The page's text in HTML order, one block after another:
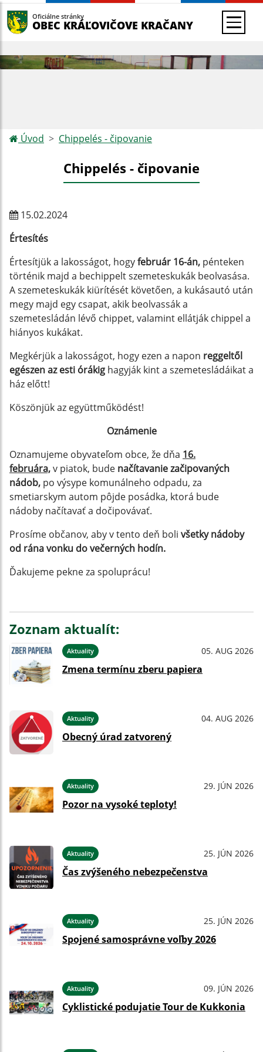
Oficiálne stránky
OBEC KRÁĽOVIČOVE KRAČANY
Úvod Chippelés - čipovanie
Chippelés - čipovanie
15.02.2024
Értesítés
Értesítjük a lakosságot, hogyfebruár 16-án, pénteken
történik majd a bechippelt szemeteskukák beolvasása.
A szemeteskukák kiürítését követően, a kukásautó után
megy majd egy csapat, akik beolvassák a
szemetesládán lévő chippet, valamint ellátják chippel a
hiányos kukákat.
Megkérjük a lakosságot, hogy ezen a napon reggeltől
egészen az esti órákig hagyják kint a szemetesládáikat a
ház előtt!
Köszönjük az együttműködést!
Oznámenie
Oznamujeme obyvateľom obce, že dňa 16.
februára,v piatok, bude načítavanie začipovaných
nádob, po výsype komunálneho odpadu, za
smetiarskym autom pôjde posádka, ktorá bude
nádoby načítavať a dočipovávať.
Prosíme občanov, aby v tento deň boli všetky nádoby
od rána vonku do večerných hodín.
Ďakujeme pekne za spoluprácu!
Zoznam aktualít:
Aktuality 05. AUG 2026
Zmena termínu zberu papiera
Aktuality 04. AUG 2026
Obecný úrad zatvorený
Aktuality 29. JÚN 2026
Pozor na vysoké teploty!
Aktuality 25. JÚN 2026
Čas zvýšeného nebezpečenstva
Aktuality 25. JÚN 2026
Spojené samosprávne voľby 2026
Aktuality 09. JÚN 2026
Cyklistické podujatie Tour de Kukkonia